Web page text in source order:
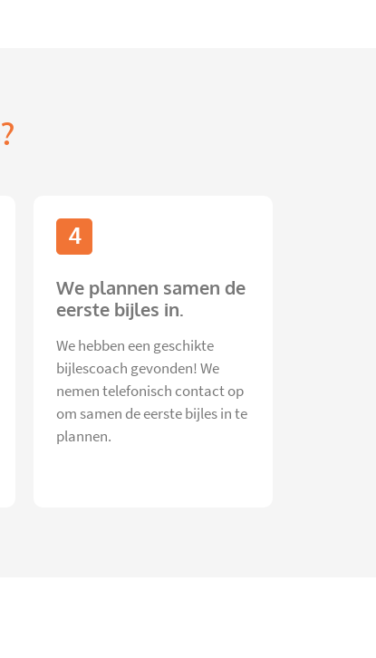
4
We plannen samen de
eerste bijles in.
We hebben een geschikte
bijlescoach gevonden! We
nemen telefonisch contact op
om samen de eerste bijles in te
plannen.